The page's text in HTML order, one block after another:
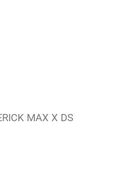
MAX X DS